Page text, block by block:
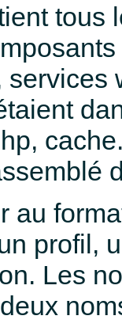
tous
services
au
profil,
Les